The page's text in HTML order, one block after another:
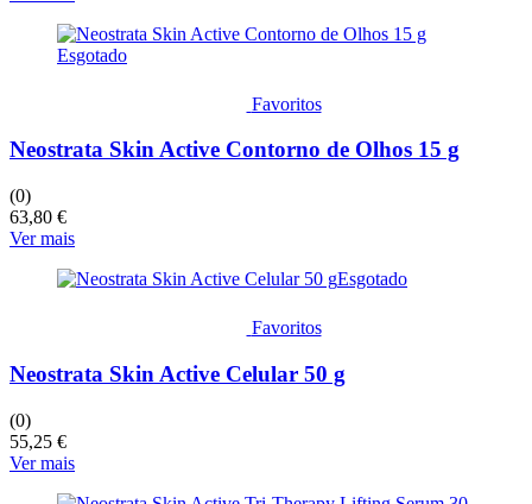
Esgotado
Favoritos
Neostrata Skin Active Contorno de Olhos 15 g
(0)
63,80 €
Ver mais
Esgotado
Favoritos
Neostrata Skin Active Celular 50 g
(0)
55,25 €
Ver mais